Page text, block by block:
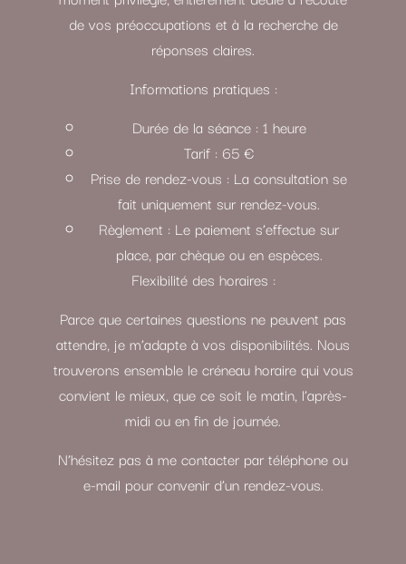
de vos préoccupations et à la recherche de
réponses claires.
Informations pratiques :
Durée de la séance : 1 heure
Tarif : 65 €
Prise de rendez-vous : La consultation se
fait uniquement sur rendez-vous.
Règlement : Le paiement s’effectue sur
place, par chèque ou en espèces.
Flexibilité des horaires :
Parce que certaines questions ne peuvent pas
attendre, je m’adapte à vos disponibilités. Nous
trouverons ensemble le créneau horaire qui vous
convient le mieux, que ce soit le matin, l’après-
midi ou en fin de journée.
N’hésitez pas à me contacter par téléphone ou
e-mail pour convenir d’un rendez-vous.